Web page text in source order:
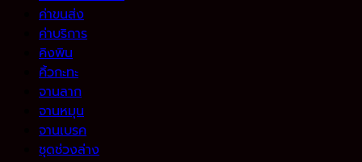
ค่าขนส่ง
ค่าบริการ
คิงพิน
คิ้วกะทะ
จานลาก
จานหมุน
จานเบรค
ชุดช่วงล่าง